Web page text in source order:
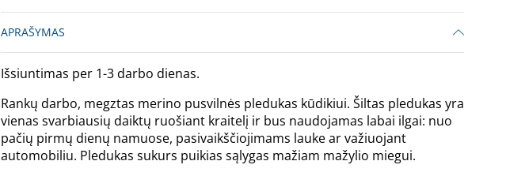
APRAŠYMAS
Išsiuntimas per 1-3 darbo dienas.
Rankų darbo, megztas merino pusvilnės pledukas kūdikiui. Šiltas pledukas yra
vienas svarbiausių daiktų ruošiant kraitelį ir bus naudojamas labai ilgai: nuo
pačių pirmų dienų namuose, pasivaikščiojimams lauke ar važiuojant
automobiliu. Pledukas sukurs puikias sąlygas mažiam mažylio miegui.